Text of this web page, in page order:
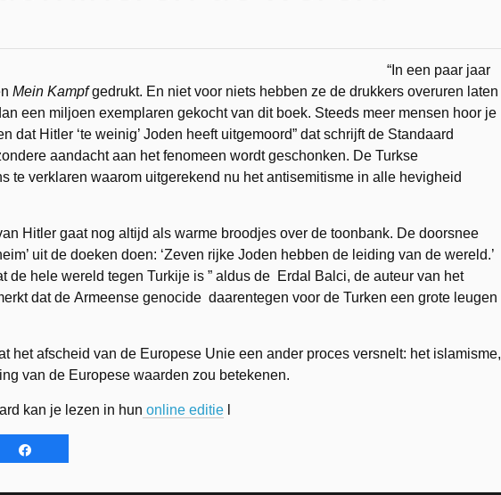
“In een paar jaar
Mein Kampfgedrukt. En niet voor niets hebben ze de drukkers overuren laten
een miljoen exemplaren gekocht van dit boek. Steeds meer mensen hoor je
dat Hitler ‘te weinig’ Joden heeft uitgemoord” dat schrijft de Standaard
aandacht aan het fenomeen wordt geschonken. De Turkse
te verklaren waarom uitgerekend nu het antisemitisme in alle hevigheid
Hitler gaat nog altijd als warme broodjes over de toonbank. De doorsnee
uit de doeken doen: ‘Zeven rijke Joden hebben de leiding van de wereld.’
de hele wereld tegen Turkije is ” aldus de Erdal Balci, de auteur van het
dat de Armeense genocide daarentegen voor de Turken een grote leugen
het afscheid van de Europese Unie een ander proces versnelt: het islamisme,
van de Europese waarden zou betekenen.
kan je lezen in hun online editie